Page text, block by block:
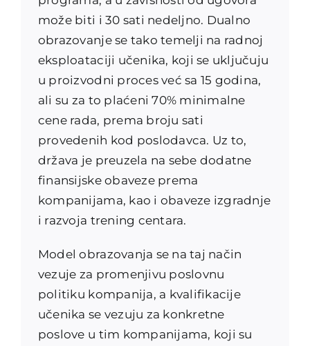
može biti i 30 sati nedeljno. Dualno
obrazovanje se tako temelji na radnoj
eksploataciji učenika, koji se uključuju
u proizvodni proces već sa 15 godina,
ali su za to plaćeni 70% minimalne
cene rada, prema broju sati
provedenih kod poslodavca. Uz to,
država je preuzela na sebe dodatne
finansijske obaveze prema
kompanijama, kao i obaveze izgradnje
i razvoja trening centara.
Model obrazovanja se na taj način
vezuje za promenjivu poslovnu
politiku kompanija, a kvalifikacije
učenika se vezuju za konkretne
poslove u tim kompanijama, koji su